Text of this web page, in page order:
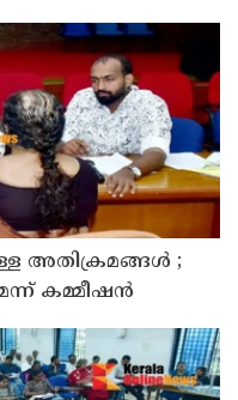
അതിക്രമങ്ങൾ ;
കമ്മീഷൻ